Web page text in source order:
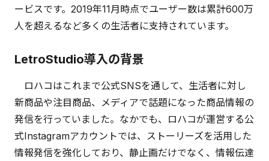
ービスです。2019年11月時点でユーザー数は累計600万
人を超えるなど多くの生活者に支持されています。
LetroStudio導入の背景
ロハコはこれまで公式SNSを通して、生活者に対し
新商品や注目商品、メディアで話題になった商品情報の
発信を行っていました。なかでも、ロハコが運営する公
式Instagramアカウントでは、ストーリーズを活用した
情報発信を強化しており、静止画だけでなく、情報伝達